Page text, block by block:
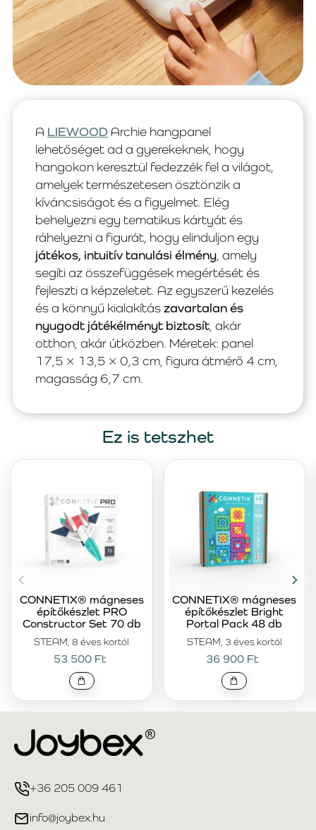
A LIEWOOD Archie hangpanel
lehetőséget ad a gyerekeknek, hogy
hangokon keresztül fedezzék fel a világot,
amelyek természetesen ösztönzik a
kíváncsiságot és a figyelmet. Elég
behelyezni egy tematikus kártyát és
ráhelyezni a figurát, hogy elinduljon egy
játékos, intuitív tanulási élmény , amely
segíti az összefüggések megértését és
fejleszti a képzeletet. Az egyszerű kezelés
és a könnyű kialakítászavartalan és
nyugodt játékélményt biztosít , akár
otthon, akár útközben. Méretek: panel
17,5 × 13,5 × 0,3 cm, figura átmérő 4 cm,
magasság 6,7 cm.
Ez is tetszhet
STEAM, 8 éves kortól
CONNETIX® mágneses
építőkészlet PRO
Constructor Set 70 db
53 500 Ft
STEAM, 3 éves kortól
CONNETIX® mágneses
építőkészlet Bright
Portal Pack 48 db
36 900 Ft
+36 205 009 461
info@joybex.hu